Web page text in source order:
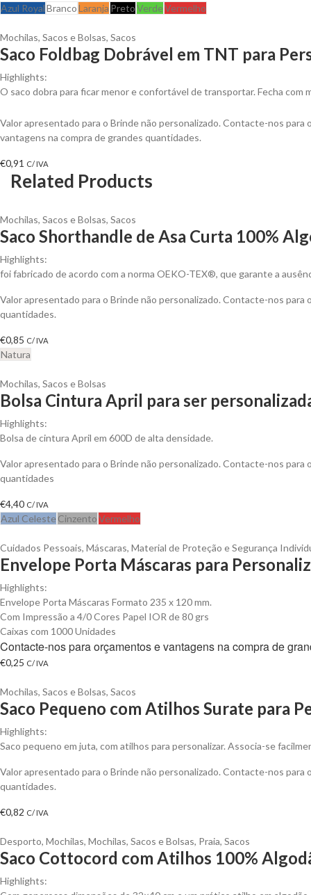
Azul RoyalBrancoLaranja PretoVerdeVermelho
Mochilas, Sacos e Bolsas, Sacos
Saco Foldbag Dobrável em TNT para
Highlights:
O saco dobra para ficar menor e confortável de transportar. Fecha com
Valor apresentado para o Brinde não personalizado. Contacte-nos para
vantagens na compra de grandes quantidades.
€0,91 C/ IVA
Related Products
Mochilas, Sacos e Bolsas, Sacos
Saco Shorthandle de Asa Curta 100%
Highlights:
foi fabricado de acordo com a norma OEKO-TEX®, que garante a
Valor apresentado para o Brinde não personalizado. Contacte-nos
quantidades.
€0,85 C/ IVA
Natura
Mochilas, Sacos e Bolsas
Bolsa Cintura April para ser
Highlights:
Bolsa de cintura April em 600D de alta densidade.
Valor apresentado para o Brinde não personalizado. Contacte-nos
quantidades
€4,40 C/ IVA
Azul Celeste CinzentoVermelho
Cuidados Pessoais, Máscaras, Material de Proteção e Segurança
Envelope Porta Máscaras para
Highlights:
Envelope Porta Máscaras Formato 235 x 120 mm.
Com Impressão a 4/0 Cores Papel IOR de 80 grs
Caixas com 1000 Unidades
Contacte-nos para orçamentos e vantagens na compra de
€0,25 C/ IVA
Mochilas, Sacos e Bolsas, Sacos
Saco Pequeno com Atilhos Surate para
Highlights:
Saco pequeno em juta, com atilhos para personalizar. Associa-se
Valor apresentado para o Brinde não personalizado. Contacte-nos
quantidades.
€0,82 C/ IVA
Desporto, Mochilas, Mochilas, Sacos e Bolsas, Praia, Sacos
Saco Cottocord com Atilhos 100%
Highlights: